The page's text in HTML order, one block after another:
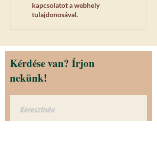
beavatkozás után?
kapcsolatot a webhely
tulajdonosával.
Kérdése van? Írjon
nekünk!